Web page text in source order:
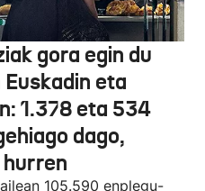
gora egin du
eta
1.378 eta 534
dago,
105.590 enplegu-